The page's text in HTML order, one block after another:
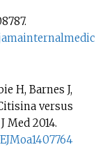
H, Barnes J,
versus
Med 2014.